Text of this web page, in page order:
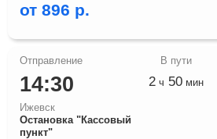
от 896 р.
14:30
Ижевск
Остановка "Кассовый
пункт"
2 ч 50 мин